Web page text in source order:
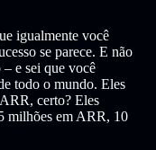
igualmente você
se parece. E não
– e sei que você
todo o mundo. Eles
certo? Eles
milhões em ARR, 10